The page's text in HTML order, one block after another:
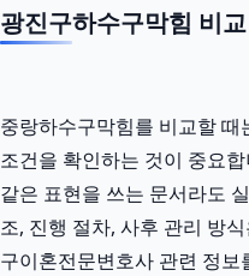
광진구하수구막힘 비
중랑하수구막힘를 비교할
조건을 확인하는 것이 중요
같은 표현을 쓰는 문서라도
조, 진행 절차, 사후 관리 방
구이혼전문변호사 관련 정